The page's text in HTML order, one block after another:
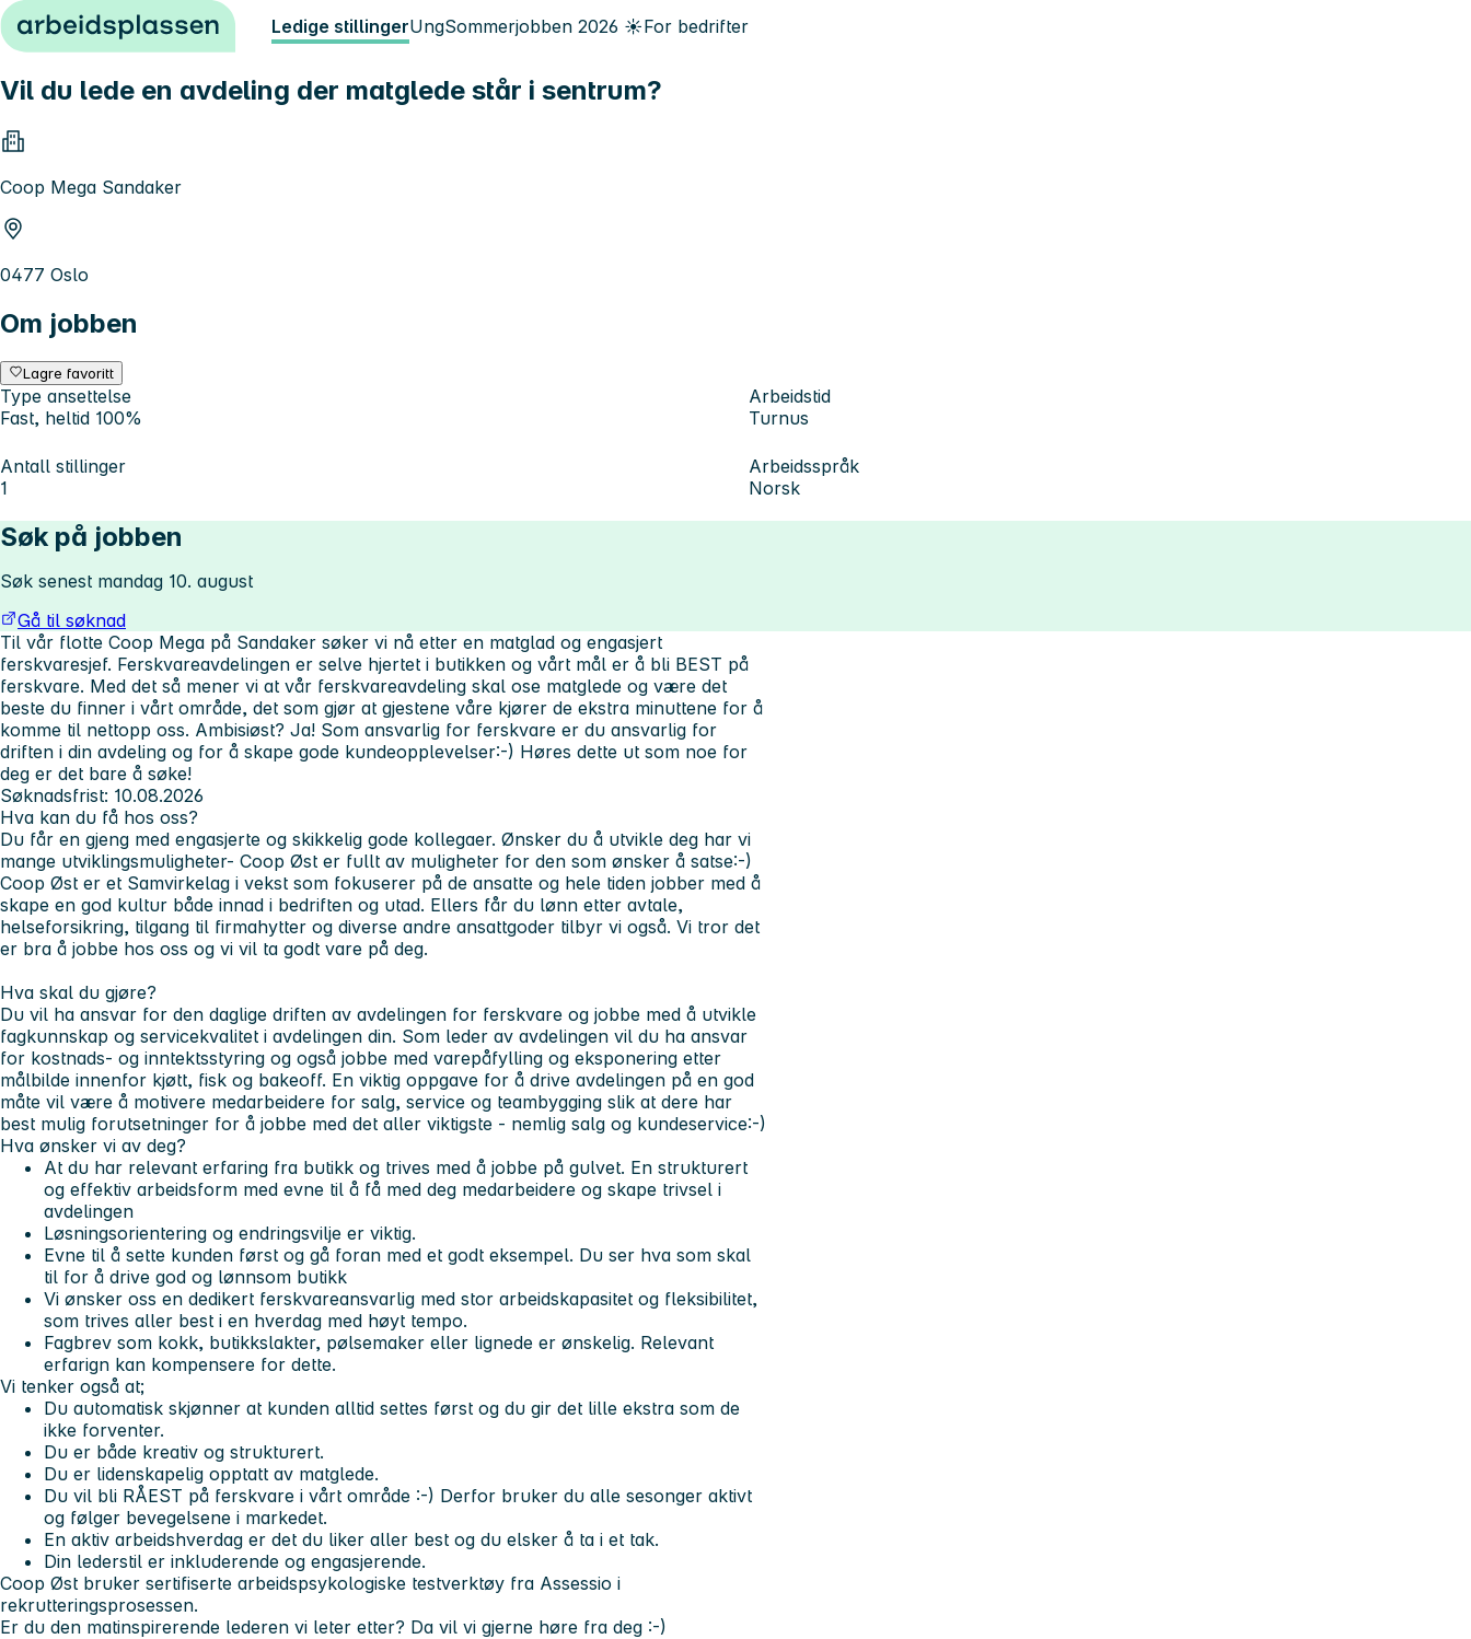
Hopp til innhold Ledige stillingerUngSommerjobben 2026 ☀️For bedrifter
Vil du lede en avdeling der matglede står i sentrum?
Coop Mega Sandaker
0477 Oslo
Om jobben
Lagre favoritt
Type ansettelse
Fast, heltid 100%
Arbeidstid
Turnus
Antall stillinger
1
Arbeidsspråk
Norsk
Søk på jobben
Søk senest mandag 10. august
Gå til søknad
Til vår flotte Coop Mega på Sandaker søker vi nå etter en matglad og engasjert
ferskvaresjef. Ferskvareavdelingen er selve hjertet i butikken og vårt mål er å bli BEST på
ferskvare. Med det så mener vi at vår ferskvareavdeling skal ose matglede og være det
beste du finner i vårt område, det som gjør at gjestene våre kjører de ekstra minuttene for å
komme til nettopp oss. Ambisiøst? Ja! Som ansvarlig for ferskvare er du ansvarlig for
driften i din avdeling og for å skape gode kundeopplevelser:-) Høres dette ut som noe for
deg er det bare å søke!
Søknadsfrist: 10.08.2026
Hva kan du få hos oss?
Du får en gjeng med engasjerte og skikkelig gode kollegaer. Ønsker du å utvikle deg har vi
mange utviklingsmuligheter- Coop Øst er fullt av muligheter for den som ønsker å satse:-)
Coop Øst er et Samvirkelag i vekst som fokuserer på de ansatte og hele tiden jobber med å
skape en god kultur både innad i bedriften og utad. Ellers får du lønn etter avtale,
helseforsikring, tilgang til firmahytter og diverse andre ansattgoder tilbyr vi også. Vi tror det
er bra å jobbe hos oss og vi vil ta godt vare på deg.
Hva skal du gjøre?
Du vil ha ansvar for den daglige driften av avdelingen for ferskvare og jobbe med å utvikle
fagkunnskap og servicekvalitet i avdelingen din. Som leder av avdelingen vil du ha ansvar
for kostnads- og inntektsstyring og også jobbe med varepåfylling og eksponering etter
målbilde innenfor kjøtt, fisk og bakeoff. En viktig oppgave for å drive avdelingen på en god
måte vil være å motivere medarbeidere for salg, service og teambygging slik at dere har
best mulig forutsetninger for å jobbe med det aller viktigste - nemlig salg og kundeservice:-)
Hva ønsker vi av deg?
At du har relevant erfaring fra butikk og trives med å jobbe på gulvet. En strukturert
og effektiv arbeidsform med evne til å få med deg medarbeidere og skape trivsel i
avdelingen
Løsningsorientering og endringsvilje er viktig.
Evne til å sette kunden først og gå foran med et godt eksempel. Du ser hva som skal
til for å drive god og lønnsom butikk
Vi ønsker oss en dedikert ferskvareansvarlig med stor arbeidskapasitet og fleksibilitet,
som trives aller best i en hverdag med høyt tempo.
Fagbrev som kokk, butikkslakter, pølsemaker eller lignede er ønskelig. Relevant
erfarign kan kompensere for dette.
Vi tenker også at;
Du automatisk skjønner at kunden alltid settes først og du gir det lille ekstra som de
ikke forventer.
Du er både kreativ og strukturert.
Du er lidenskapelig opptatt av matglede.
Du vil bli RÅEST på ferskvare i vårt område :-) Derfor bruker du alle sesonger aktivt
og følger bevegelsene i markedet.
En aktiv arbeidshverdag er det du liker aller best og du elsker å ta i et tak.
Din lederstil er inkluderende og engasjerende.
Coop Øst bruker sertifiserte arbeidspsykologiske testverktøy fra Assessio i
rekrutteringsprosessen.
Er du den matinspirerende lederen vi leter etter? Da vil vi gjerne høre fra deg :-)